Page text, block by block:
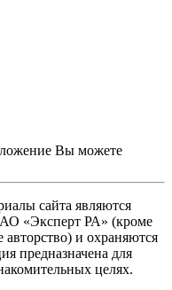
Вы можете
сайта являются
АО «Эксперт РА» (кроме
авторство) и охраняются
предназначена для
целях.